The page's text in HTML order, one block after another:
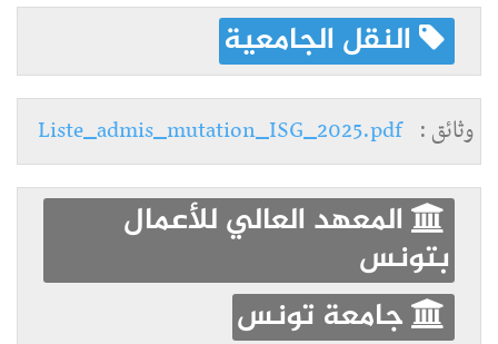
النقل الجامعية
وثائق : Liste_admis_mutation_ISG_2025.pdf
المعهد العالي للأعمال
بتونس
جامعة تونس